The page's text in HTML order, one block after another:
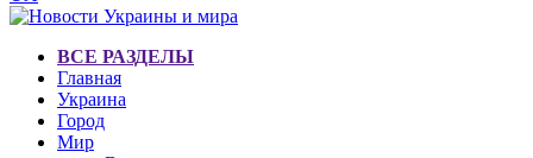
ВСЕ РАЗДЕЛЫ
Главная
Украина
Город
Мир